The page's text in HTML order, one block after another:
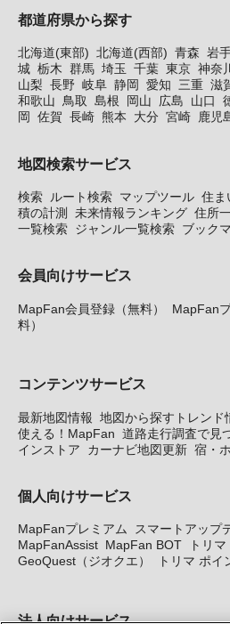
都道府県から探す
北海道(東部) 北海道(西部) 青森 岩
城 栃木 群馬 埼玉 千葉 東京 神奈川
山梨 長野 岐阜 静岡 愛知 三重 滋
和歌山 鳥取 島根 岡山 広島 山口
岡
佐賀 長崎 熊本 大分 宮崎 鹿児
地図検索サービス
検索 ルート検索 マップツール 住ま
積の計測
未来情報ランキング 住所
一覧検索 ジャンル一覧検索 ブック
会員向けサービス
MapFan会員登録（無料）
MapFan
料）
コンテンツサービス
最新地図情報 地図から探すトレンド
使える！MapFan 道路走行調査で見
インストア
カーナビ地図更新 宿・
個人向けサービス
MapFanプレミアム
スマートアップ
MapFanAssist MapFan BOT トリマ
GeoQuest（ジオクエ）
トリマ ポイ
法人向けサービス